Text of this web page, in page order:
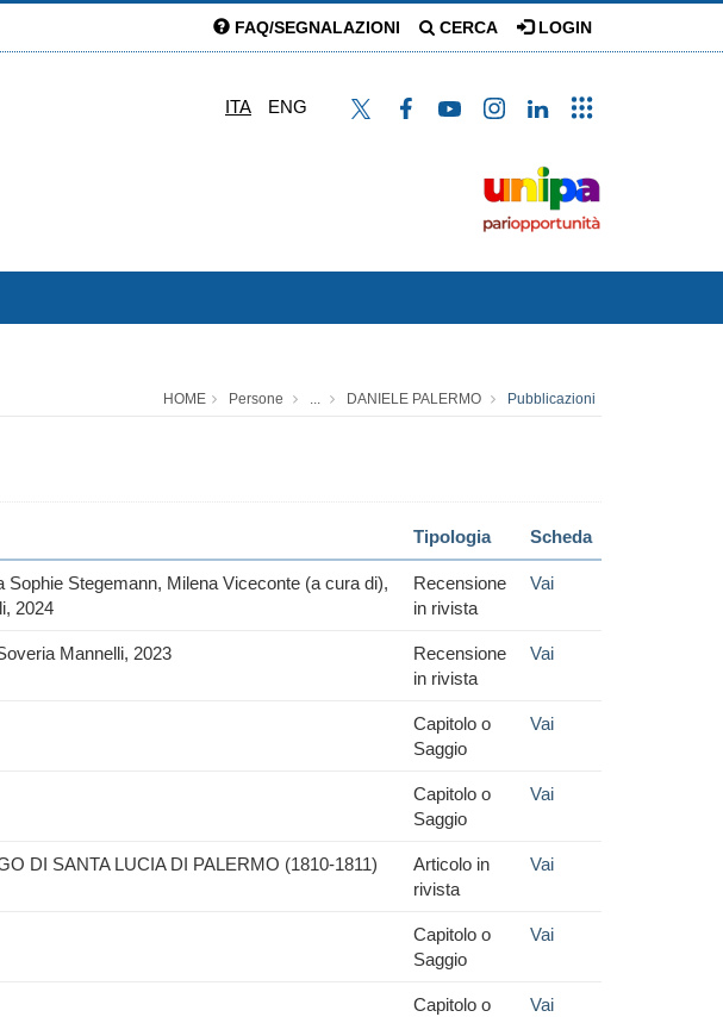
FAQ/SEGNALAZIONI CERCA LOGIN
ITA ENG
HOME Persone ... DANIELE PALERMO Pubblicazioni
Tipologia Scheda
Stegemann, Milena Viceconte (a cura di),
2024
Recensione
in rivista
Vai
Mannelli, 2023
Recensione
in rivista
Vai
Capitolo o
Saggio
Vai
Capitolo o
Saggio
Vai
DI SANTA LUCIA DI PALERMO (1810-1811)
Articolo in
rivista
Vai
Capitolo o
Saggio
Vai
Capitolo o
Vai